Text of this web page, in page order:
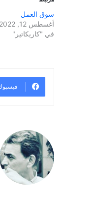
سوق العمل
أغسطس 12, 2022
في "كاريكاتير"